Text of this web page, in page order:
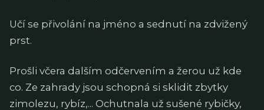
Učí se přivolání na jméno a sednutí na zdvižený
prst.
Prošli včera dalším odčervením a žerou už kde
co. Ze zahrady jsou schopná si sklidit zbytky
zimolezu, rybíz,... Ochutnala už sušené rybičky,